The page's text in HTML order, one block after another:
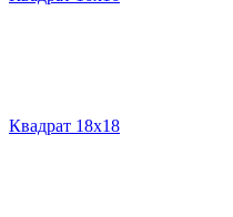
Квадрат 18х18